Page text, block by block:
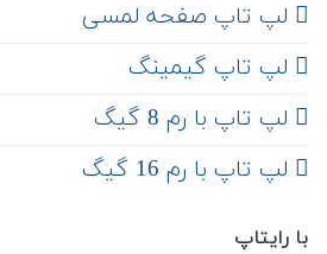
لپ تاپ صفحه لمسی
لپ تاپ گیمینگ
لپ تاپ با رم 8 گیگ
لپ تاپ با رم 16 گیگ
با رایتاپ